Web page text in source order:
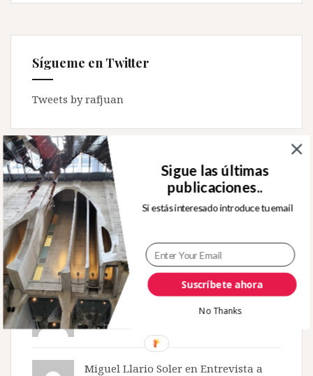
Sígueme en Twitter
Tweets by rafjuan
Mi Instagram
Follow
There is no media in this feed
Comentarios recientes
Norma Pernett
Rafael
Miguel Llario Soler en Entrevista a
Suscríbete ahora
Sigue las últimas
publicaciones..
Si estás interesado introduce tu email
No Thanks